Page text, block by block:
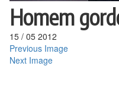
Homem
15 / 05 2012
Previous Image
Next Image